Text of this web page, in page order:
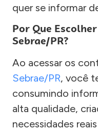
quer se informar
Por Que
Sebrae/PR?
Ao acessar os
Sebrae/PR, você
consumindo
alta qualidade,
necessidades